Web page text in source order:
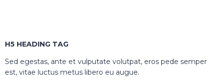
H5 HEADING TAG
Sed egestas, ante et vulputate volutpat, eros pede semper
est, vitae luctus metus libero eu augue.